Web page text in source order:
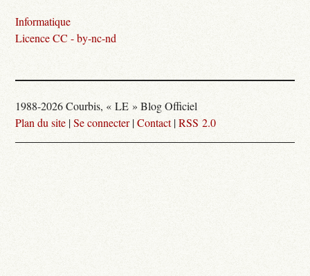
Informatique
Licence CC - by-nc-nd
1988-2026 Courbis, « LE » Blog Officiel
Plan du site |Se connecter|Contact|RSS 2.0